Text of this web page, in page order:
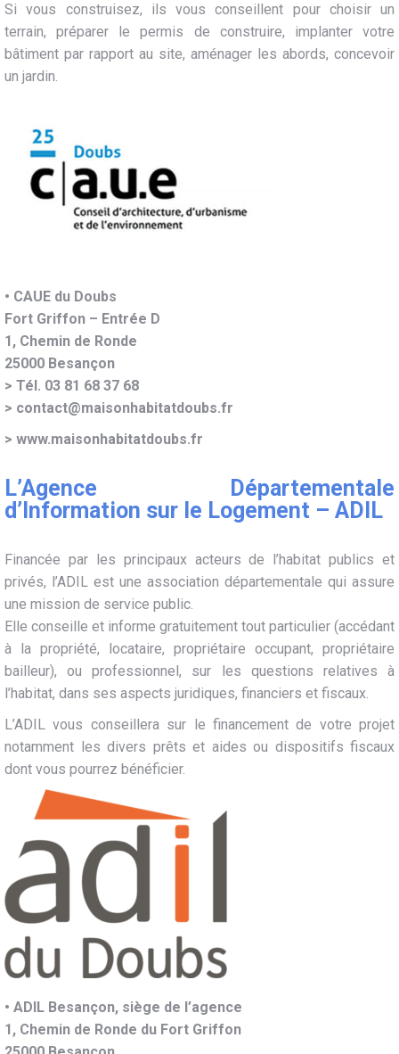
Si vous construisez, ils vous conseillent pour choisir un
terrain, préparer le permis de construire, implanter votre
bâtiment par rapport au site, aménager les abords, concevoir
un jardin.
• CAUE du Doubs
Fort Griffon – Entrée D
1, Chemin de Ronde
25000 Besançon
> Tél. 03 81 68 37 68
> contact@maisonhabitatdoubs.fr
> www.maisonhabitatdoubs.fr
L’Agence Départementale
d’Information sur le Logement – ADIL
Financée par les principaux acteurs de l’habitat publics et
privés, l’ADIL est une association départementale qui assure
une mission de service public.
Elle conseille et informe gratuitement tout particulier (accédant
à la propriété, locataire, propriétaire occupant, propriétaire
bailleur), ou professionnel, sur les questions relatives à
l’habitat, dans ses aspects juridiques, financiers et fiscaux.
L’ADIL vous conseillera sur le financement de votre projet
notamment les divers prêts et aides ou dispositifs fiscaux
dont vous pourrez bénéficier.
• ADIL Besançon, siège de l’agence
1, Chemin de Ronde du Fort Griffon